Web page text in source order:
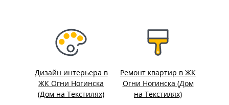
Дизайн интерьера в
ЖК Огни Ногинска
(Дом на Текстилях)
Ремонт квартир в ЖК
Огни Ногинска (Дом
на Текстилях)